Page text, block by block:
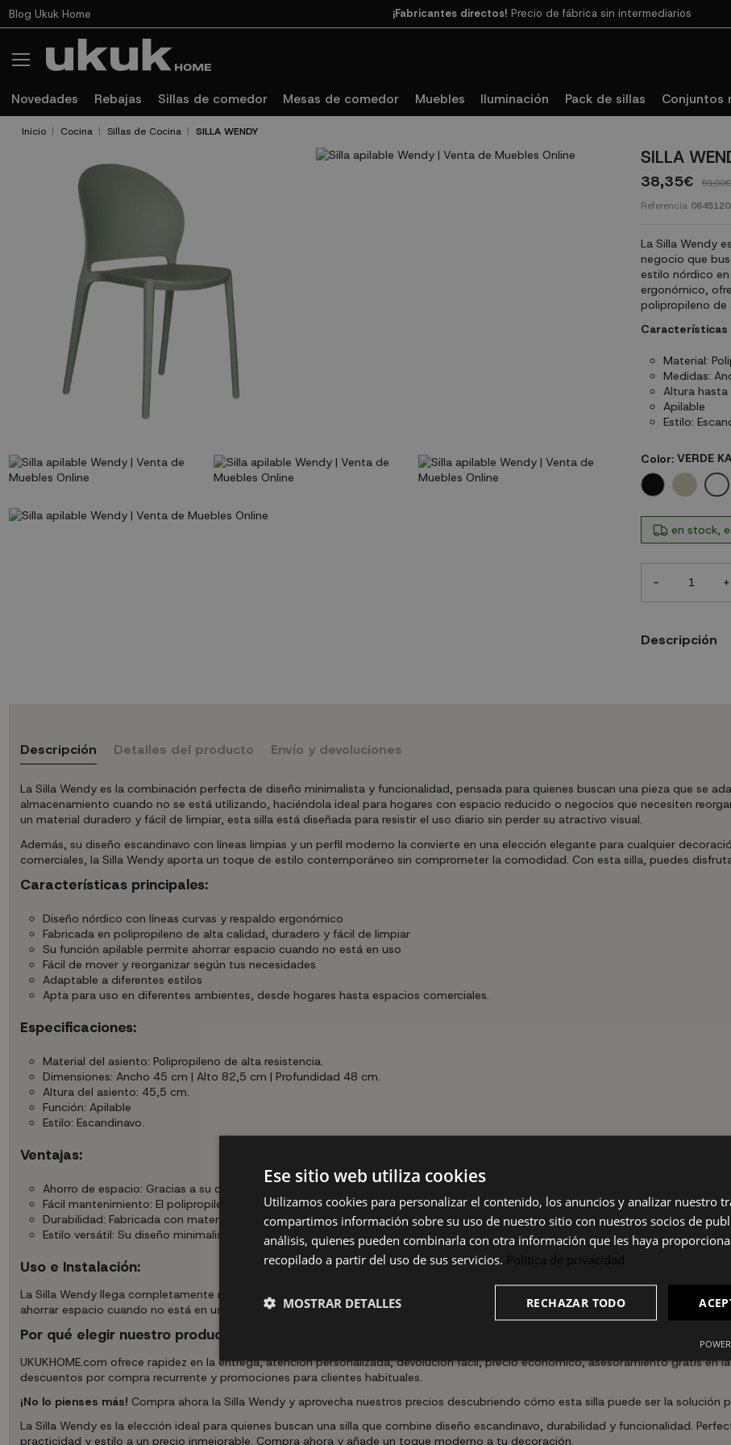
Blog Ukuk Home Paga en 3cuotas SIN INTERESES con SeQura
Novedades Rebajas Sillas de comedor Mesas de comedor Muebles Iluminación Pack de sillas Conjuntos
Inicio Cocina Sillas de Cocina SILLA WENDY
SILLA
38,35€ 59,00€
Referencia
La Silla Wendy
negocio que
estilo nórdico
ergonómico,
polipropileno de
Características
Material:
Medidas:
Altura
Apilable
Estilo:
Color: VERDE
NEGRO ARENA
en stock,
- +
Descripción
Descripción Detalles del producto Envío y devoluciones
La Silla Wendy es la combinación perfecta de diseño minimalista y funcionalidad, pensada para quienes buscan una pieza que se
almacenamiento cuando no se está utilizando, haciéndola ideal para hogares con espacio reducido o negocios que necesiten
un material duradero y fácil de limpiar, esta silla está diseñada para resistir el uso diario sin perder su atractivo visual.
Además, su diseño escandinavo con líneas limpias y un perfil moderno la convierte en una elección elegante para cualquier
comerciales, la Silla Wendy aporta un toque de estilo contemporáneo sin comprometer la comodidad. Con esta silla, puedes
Características principales:
Diseño nórdico con líneas curvas y respaldo ergonómico
Fabricada en polipropileno de alta calidad, duradero y fácil de limpiar
Su función apilable permite ahorrar espacio cuando no está en uso
Fácil de mover y reorganizar según tus necesidades
Adaptable a diferentes estilos
Apta para uso en diferentes ambientes, desde hogares hasta espacios comerciales.
Especificaciones:
Material del asiento: Polipropileno de alta resistencia.
Dimensiones: Ancho 45 cm | Alto 82,5 cm | Profundidad 48 cm.
Altura del asiento: 45,5 cm.
Función: Apilable
Estilo: Escandinavo.
Ventajas:
Ahorro de espacio: Gracias a su diseño apilable, es ideal para espacios pequeños o negocios que necesitan reorganizar su
Fácil mantenimiento: El polipropileno es un material fácil de limpiar, lo que hace que esta silla sea perfecta para el uso diario.
Durabilidad: Fabricada con materiales de alta calidad, la Silla Wendy está diseñada para resistir el desgaste del uso diario.
Estilo versátil: Su diseño minimalista y escandinavo se adapta a cualquier tipo de decoración, tanto en hogares como en
Uso e Instalación:
La Silla Wendy llega completamente montada, lista para ser utilizada. Gracias a su diseño ligero, puedes moverla fácilmente por tu
ahorrar espacio cuando no está en uso, haciendo que su almacenamiento sea sencillo y eficiente.
Por qué elegir nuestro producto:
UKUKHOME.com ofrece rapidez en la entrega, atención personalizada, devolución fácil, precio económico, asesoramiento gratis
descuentos por compra recurrente y promociones para clientes habituales.
¡No lo pienses más! Compra ahora la Silla Wendy y aprovecha nuestros precios descubriendo cómo esta silla puede ser la
La Silla Wendy es la elección ideal para quienes buscan una silla que combine diseño escandinavo, durabilidad y funcionalidad.
practicidad y estilo a un precio inmejorable. Compra ahora y añade un toque moderno a tu decoración.
Ese sitio web utiliza cookies
Utilizamos cookies para personalizar el contenido, los anuncios y analizar nuestro
compartimos información sobre su uso de nuestro sitio con nuestros socios de
análisis, quienes pueden combinarla con otra información que les haya
recopilado a partir del uso de sus servicios. Política de privacidad
RECHAZAR TODO
MOSTRAR DETALLES